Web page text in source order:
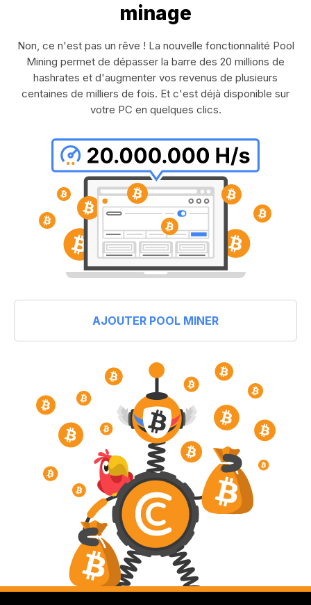
minage
Non, ce n'est pas un rêve ! La nouvelle fonctionnalité Pool
Mining permet de dépasser la barre des 20 millions de
hashrates et d'augmenter vos revenus de plusieurs
centaines de milliers de fois. Et c'est déjà disponible sur
votre PC en quelques clics.
AJOUTER POOL MINER